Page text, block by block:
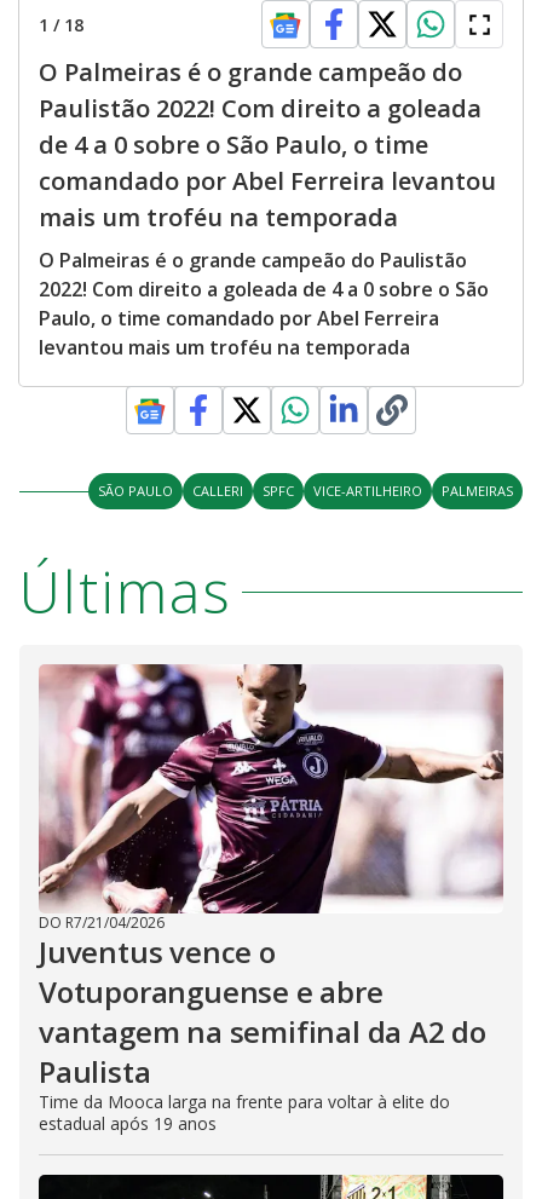
1 / 18
O Palmeiras é o grande campeão do
Paulistão 2022! Com direito a goleada
de 4 a 0 sobre o São Paulo, o time
comandado por Abel Ferreira levantou
mais um troféu na temporada
O Palmeiras é o grande campeão do Paulistão
2022! Com direito a goleada de 4 a 0 sobre o São
Paulo, o time comandado por Abel Ferreira
levantou mais um troféu na temporada
SÃO PAULO CALLERI SPFC VICE-ARTILHEIRO PALMEIRAS
Últimas
DO R7/21/04/2026
Juventus vence o
Votuporanguense e abre
vantagem na semifinal da A2 do
Paulista
Time da Mooca larga na frente para voltar à elite do
estadual após 19 anos